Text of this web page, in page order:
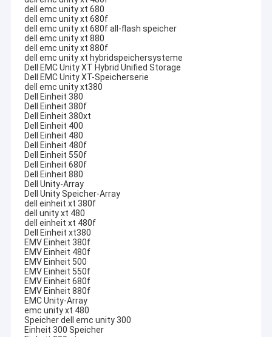
DELL EMC Vmax
EMC Symmetrix DMX
DELL EMC VPLEX
DELL EMC XtremIO
EMC Clariion CX
DELL EMC AVAMAR
NETAPP FAS
IBM-Server
Huawei-Serverspeicher
Dell Speicher
dell emc unity xt 680
dell emc unity xt 680f
dell emc unity xt 680f all-flash speicher
dell emc unity xt 880
dell emc unity xt 880f
dell emc unity xt hybridspeichersysteme
Dell EMC Unity XT Hybrid Unified Storage
Dell EMC Unity XT-Speicherserie
dell emc unity xt380
Dell Einheit 380
Dell Einheit 380f
Dell Einheit 380xt
Dell Einheit 400
Dell Einheit 480
Dell Einheit 480f
Dell Einheit 550f
Dell Einheit 680f
Dell Einheit 880
Dell Unity-Array
Dell Unity Speicher-Array
dell einheit xt 380f
dell unity xt 480
dell einheit xt 480f
Dell Einheit xt380
EMV Einheit 380f
EMV Einheit 480f
EMV Einheit 500
EMV Einheit 550f
EMV Einheit 680f
EMV Einheit 880f
EMC Unity-Array
emc unity xt 480
Speicher dell emc unity 300
Einheit 300 Speicher